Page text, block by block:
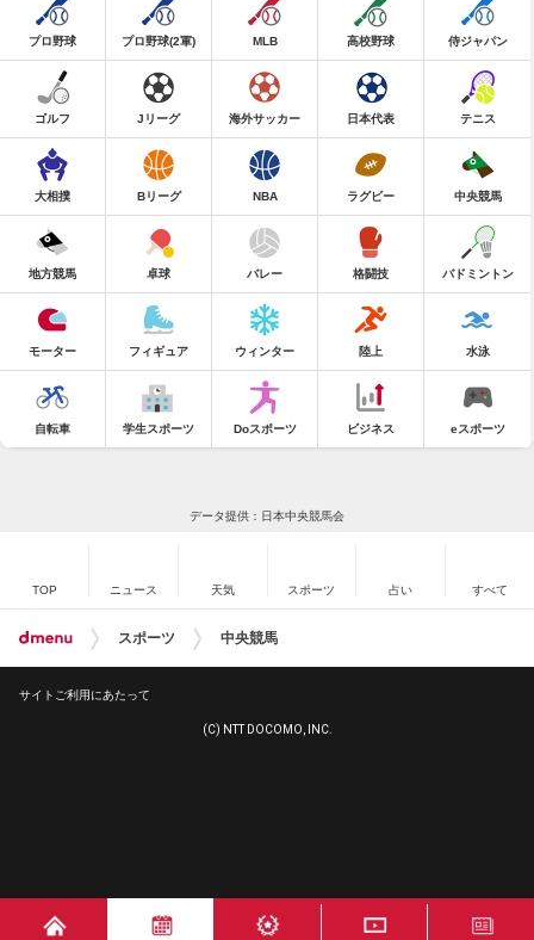
プロ野球 プロ野球(2軍) MLB 高校野球 侍ジャパン
ゴルフ Jリーグ 海外サッカー 日本代表 テニス
大相撲 Bリーグ NBA ラグビー 中央競馬
地方競馬 卓球 バレー 格闘技 バドミントン
モーター フィギュア ウィンター 陸上 水泳
自転車 学生スポーツ Doスポーツ ビジネス eスポーツ
データ提供：日本中央競馬会
TOP ニュース 天気 スポーツ 占い すべて
スポーツ 中央競馬
サイトご利用にあたって
(C) NTT DOCOMO, INC.